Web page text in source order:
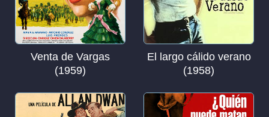
Venta de Vargas
(1959)
El largo cálido verano
(1958)